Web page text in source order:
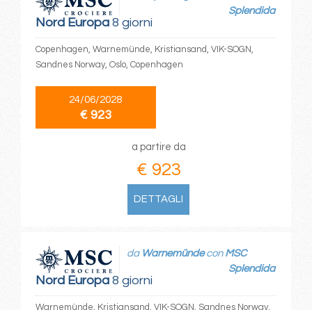
Nord Europa8 giorni
Splendida
Copenhagen, Warnemünde, Kristiansand, VIK-SOGN,
Sandnes Norway, Oslo, Copenhagen
24/06/2028
€ 923
a partire da
€ 923
DETTAGLI
Nord Europa8 giorni
da Warnemündecon MSC
Splendida
Warnemünde, Kristiansand, VIK-SOGN, Sandnes Norway,